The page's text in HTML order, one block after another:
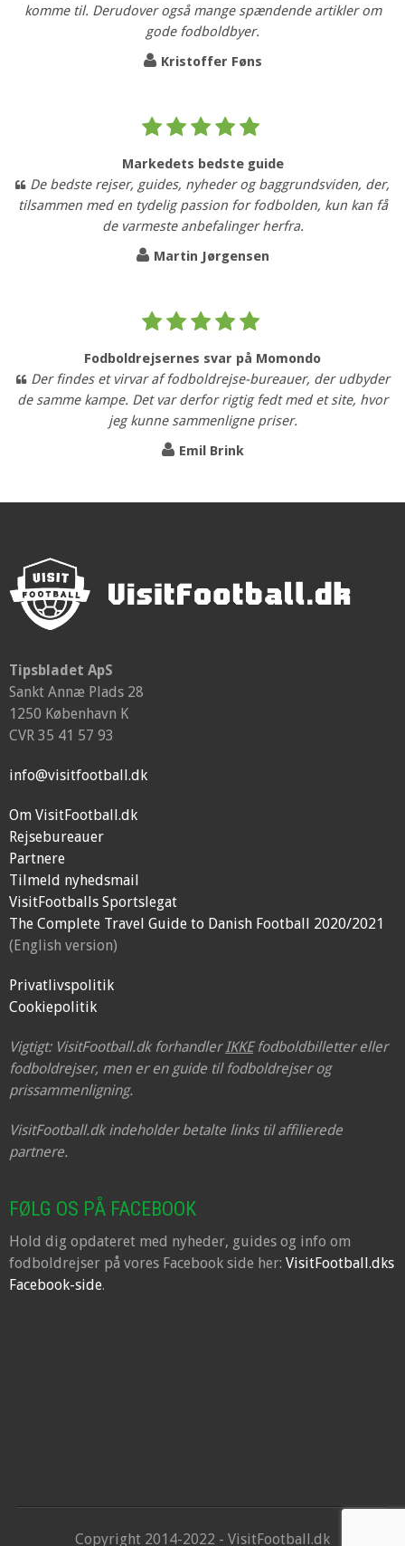
komme til. Derudover også mange spændende artikler om
gode fodboldbyer.
Kristoffer Føns
Markedets bedste guide
De bedste rejser, guides, nyheder og baggrundsviden, der,
tilsammen med en tydelig passion for fodbolden, kun kan få
de varmeste anbefalinger herfra.
Martin Jørgensen
Fodboldrejsernes svar på Momondo
Der findes et virvar af fodboldrejse-bureauer, der udbyder
de samme kampe. Det var derfor rigtig fedt med et site, hvor
jeg kunne sammenligne priser.
Emil Brink
Tipsbladet ApS
Sankt Annæ Plads 28
1250 København K
CVR 35 41 57 93
info@visitfootball.dk
Om VisitFootball.dk
Rejsebureauer
Partnere
Tilmeld nyhedsmail
VisitFootballs Sportslegat
The Complete Travel Guide to Danish Football 2020/2021
(English version)
Privatlivspolitik
Cookiepolitik
Vigtigt: VisitFootball.dk forhandler IKKEfodboldbilletter eller
fodboldrejser, men er en guide til fodboldrejser og
prissammenligning.
VisitFootball.dk indeholder betalte links til affilierede
partnere.
FØLG OS PÅ FACEBOOK
Hold dig opdateret med nyheder, guides og info om
fodboldrejser på vores Facebook side her: VisitFootball.dks
Facebook-side.
Copyright 2014-2022 - VisitFootball.dk